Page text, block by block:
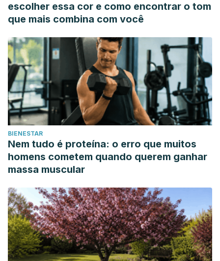
escolher essa cor e como encontrar o tom
que mais combina com você
BIENESTAR
Nem tudo é proteína: o erro que muitos
homens cometem quando querem ganhar
massa muscular